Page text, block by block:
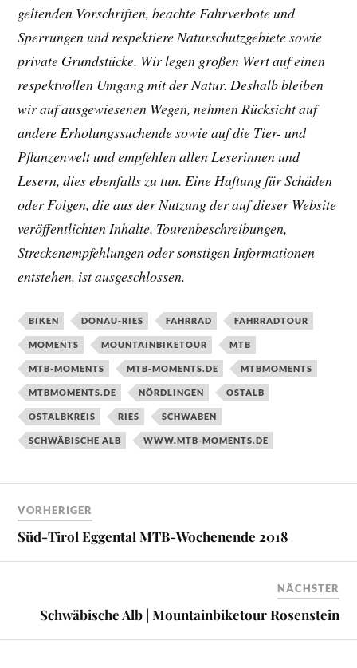
geltenden Vorschriften, beachte Fahrverbote und
Sperrungen und respektiere Naturschutzgebiete sowie
private Grundstücke. Wir legen großen Wert auf einen
respektvollen Umgang mit der Natur. Deshalb bleiben
wir auf ausgewiesenen Wegen, nehmen Rücksicht auf
andere Erholungssuchende sowie auf die Tier- und
Pflanzenwelt und empfehlen allen Leserinnen und
Lesern, dies ebenfalls zu tun. Eine Haftung für Schäden
oder Folgen, die aus der Nutzung der auf dieser Website
veröffentlichten Inhalte, Tourenbeschreibungen,
Streckenempfehlungen oder sonstigen Informationen
entstehen, ist ausgeschlossen.
BIKEN DONAU-RIES FAHRRAD FAHRRADTOUR
MOMENTS MOUNTAINBIKETOUR MTB
MTB-MOMENTS MTB-MOMENTS.DE MTBMOMENTS
MTBMOMENTS.DE NÖRDLINGEN OSTALB
OSTALBKREIS RIES SCHWABEN
SCHWÄBISCHE ALB WWW.MTB-MOMENTS.DE
VORHERIGER
Süd-Tirol Eggental MTB-Wochenende 2018
NÄCHSTER
Schwäbische Alb | Mountainbiketour Rosenstein